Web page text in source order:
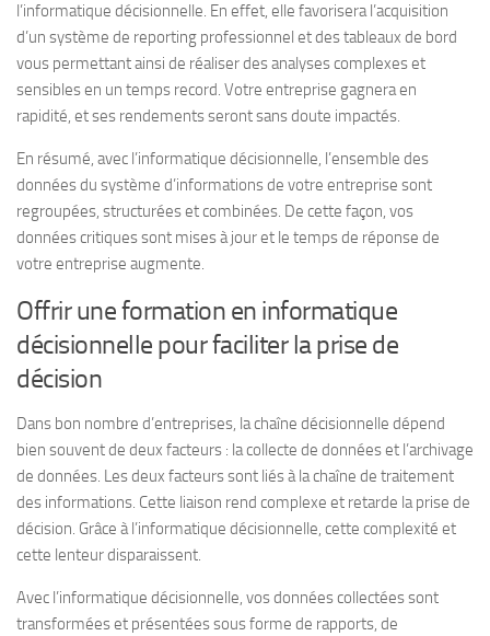
l’informatique décisionnelle. En effet, elle favorisera l’acquisition
d’un système de reporting professionnel et des tableaux de bord
vous permettant ainsi de réaliser des analyses complexes et
sensibles en un temps record. Votre entreprise gagnera en
rapidité, et ses rendements seront sans doute impactés.
En résumé, avec l’informatique décisionnelle, l’ensemble des
données du système d’informations de votre entreprise sont
regroupées, structurées et combinées. De cette façon, vos
données critiques sont mises à jour et le temps de réponse de
votre entreprise augmente.
Offrir une formation en informatique
décisionnelle pour faciliter la prise de
décision
Dans bon nombre d’entreprises, la chaîne décisionnelle dépend
bien souvent de deux facteurs : la collecte de données et l’archivage
de données. Les deux facteurs sont liés à la chaîne de traitement
des informations. Cette liaison rend complexe et retarde la prise de
décision. Grâce à l’informatique décisionnelle, cette complexité et
cette lenteur disparaissent.
Avec l’informatique décisionnelle, vos données collectées sont
transformées et présentées sous forme de rapports, de